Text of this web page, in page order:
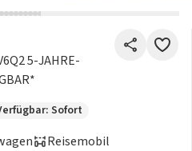
5-JAHRE-
Sofort
Reisemobil